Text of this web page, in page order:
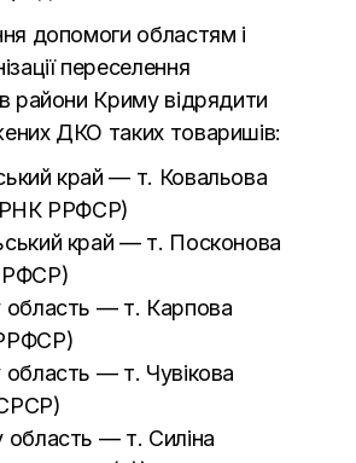
допомоги областям і
переселення
райони Криму відрядити
ДКО таких товаришів:
край — т. Ковальова
РНК РРФСР)
край —т. Посконова
область —т. Карпова
область —т. Чувікова
область —т. Силіна